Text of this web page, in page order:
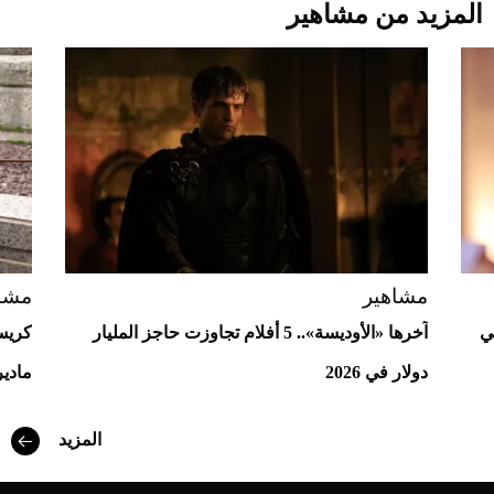
Aston Martin Valiant: على هوى الأبطال
المزيد من مشاهير
مشاهير
آخرها «الأوديسة».. 5 أفلام تجاوزت حاجز المليار
دولار في 2026
المزيد